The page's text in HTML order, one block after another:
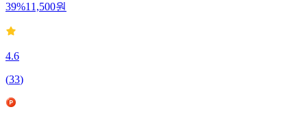
39%11,500원
4.6
(33)